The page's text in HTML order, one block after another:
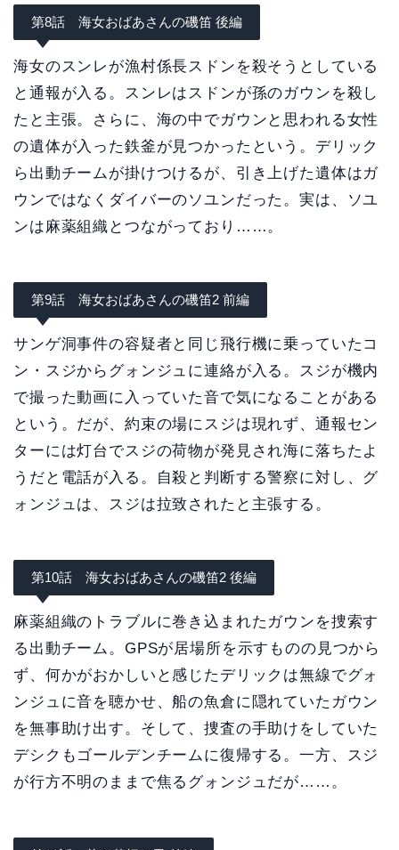
第8話 海女おばあさんの磯笛 後編
海女のスンレが漁村係長スドンを殺そうとしている
と通報が入る。スンレはスドンが孫のガウンを殺し
たと主張。さらに、海の中でガウンと思われる女性
の遺体が入った鉄釜が見つかったという。デリック
ら出動チームが掛けつけるが、引き上げた遺体はガ
ウンではなくダイバーのソユンだった。実は、ソユ
ンは麻薬組織とつながっており……。
第9話 海女おばあさんの磯笛2 前編
サンゲ洞事件の容疑者と同じ飛行機に乗っていたコ
ン・スジからグォンジュに連絡が入る。スジが機内
で撮った動画に入っていた音で気になることがある
という。だが、約束の場にスジは現れず、通報セン
ターには灯台でスジの荷物が発見され海に落ちたよ
うだと電話が入る。自殺と判断する警察に対し、グ
ォンジュは、スジは拉致されたと主張する。
第10話 海女おばあさんの磯笛2 後編
麻薬組織のトラブルに巻き込まれたガウンを捜索す
る出動チーム。GPSが居場所を示すものの見つから
ず、何かがおかしいと感じたデリックは無線でグォ
ンジュに音を聴かせ、船の魚倉に隠れていたガウン
を無事助け出す。そして、捜査の手助けをしていた
デシクもゴールデンチームに復帰する。一方、スジ
が行方不明のままで焦るグォンジュだが……。